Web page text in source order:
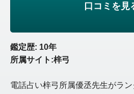
口コミを見
鑑定歴: 10年
所属サイト:梓弓
電話占い梓弓所属優丞先生がラ